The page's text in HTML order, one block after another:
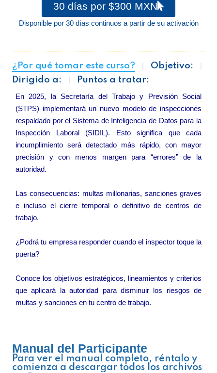
30 días por $300 MXN
Disponible por 30 días continuos a partir de su activación
¿Por qué tomar este curso?
Objetivo:
Dirigido a:
Puntos a tratar:
En 2025, la Secretaría del Trabajo y Previsión Social
(STPS) implementará un nuevo modelo de inspecciones
respaldado por el Sistema de Inteligencia de Datos para la
Inspección Laboral (SIDIL). Esto significa que cada
incumplimiento será detectado más rápido, con mayor
precisión y con menos margen para “errores” de la
autoridad.
Las consecuencias: multas millonarias, sanciones graves
e incluso el cierre temporal o definitivo de centros de
trabajo.
¿Podrá tu empresa responder cuando el inspector toque la
puerta?
Conoce los objetivos estratégicos, lineamientos y criterios
que aplicará la autoridad para disminuir los riesgos de
multas y sanciones en tu centro de trabajo.
Manual del Participante
Para ver el manual completo, réntalo y
comienza a descargar todos los archivos